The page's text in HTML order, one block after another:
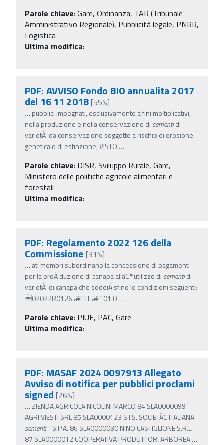
Parole chiave: Gare, Ordinanza, TAR (Tribunale
Amministrativo Regionale), Pubblicità legale, PNRR,
Logistica
Ultima modifica:
PDF: AVVISO Fondo BIO annualita 2017
del 16 11 2018[55%]
… pubblici impegnati, esclusivamente a fini moltiplicativi,
nella produzione e nella conservazione di sementidi
varietÃ da conservazione soggette a rischio di erosione
genetica o di estinzione; VISTO …
Parole chiave: DISR, Sviluppo Rurale, Gare,
Ministero delle politiche agricole alimentari e
forestali
Ultima modifica:
PDF: Regolamento 2022 126 della
Commissione [31%]
… ati membri subordinano la concessione di pagamenti
per la proÂ­ duzione di canapa allâ€™utilizzo di sementidi
varietÃ di canapa che soddiÂ­ sfino le condizioni seguenti:
02022R0126 â€” IT â€” 01.0…
Parole chiave: PIUE, PAC, Gare
Ultima modifica:
PDF: MASAF 2024 0097913 Allegato
Avviso di notifica per pubblici proclami
signed [26%]
… ZIENDA AGRICOLA NICOLINI MARCO 84 SLA0000099
AGRI VIESTI SRL 85 SLA0000123 S.I.S. SOCIETÃ€ ITALIANA
sementi- S.P.A. 86 SLA0000030 NINO CASTIGLIONE S.R.L.
87 SLA0000012 COOPERATIVA PRODUTTORI ARBOREA…